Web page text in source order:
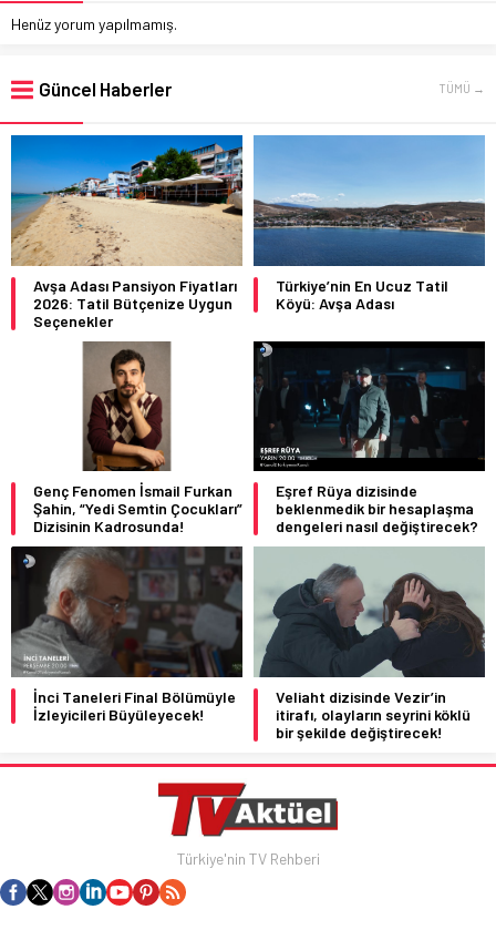
Henüz yorum yapılmamış.
Güncel Haberler TÜMÜ →
Avşa Adası Pansiyon Fiyatları
2026: Tatil Bütçenize Uygun
Seçenekler
Türkiye’nin En Ucuz Tatil
Köyü: Avşa Adası
Genç Fenomen İsmail Furkan
Şahin, “Yedi Semtin Çocukları”
Dizisinin Kadrosunda!
Eşref Rüya dizisinde
beklenmedik bir hesaplaşma
dengeleri nasıl değiştirecek?
İnci Taneleri Final Bölümüyle
İzleyicileri Büyüleyecek!
Veliaht dizisinde Vezir’in
itirafı, olayların seyrini köklü
bir şekilde değiştirecek!
Türkiye'nin TV Rehberi